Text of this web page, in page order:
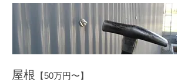
屋根 【50万円〜】